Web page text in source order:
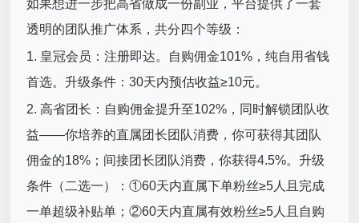
如果想进一步把高省做成一份副业，平台提供了一套
透明的团队推广体系，共分四个等级：
1. 皇冠会员：注册即达。自购佣金101%，纯自用省钱
首选。升级条件：30天内预估收益≥10元。
2. 高省团长：自购佣金提升至102%，同时解锁团队收
益——你培养的直属团长团队消费，你可获得其团队
佣金的18%；间接团长团队消费，你获得4.5%。升级
条件（二选一）：①60天内直属下单粉丝≥5人且完成
一单超级补贴单；②60天内直属有效粉丝≥5人且自购